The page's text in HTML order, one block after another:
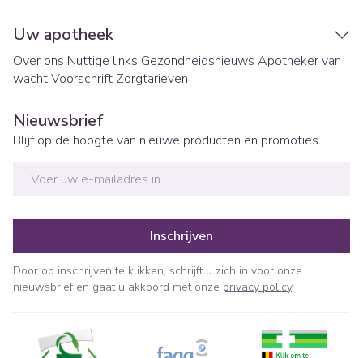
Uw apotheek
Over ons Nuttige links Gezondheidsnieuws Apotheker van
wachtVoorschrift Zorgtarieven
Nieuwsbrief
Blijf op de hoogte van nieuwe producten en promoties
Inschrijven
Door op inschrijven te klikken, schrijft u zich in voor onze
nieuwsbrief en gaat u akkoord met onze privacy policy.